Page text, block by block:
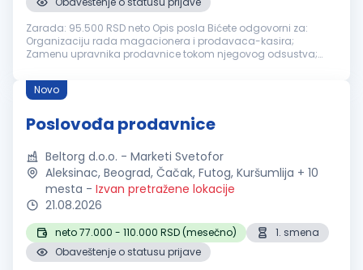
Zarada: 95.500 RSD neto Opis posla Bićete odgovorni za:
Organizaciju rada magacionera i prodavaca-kasira;
Zamenu upravnika prodavnice tokom njegovog odsustva;
urednosti prodavnice, kao i ...
Novo
Poslovođa prodavnice
Beltorg d.o.o. - Marketi Svetofor
Aleksinac, Beograd, Čačak, Futog, Kuršumlija + 10
mesta - Izvan pretražene lokacije
21.08.2026
neto 77.000 - 110.000 RSD (mesečno)
1. smena
Obaveštenje o statusu prijave